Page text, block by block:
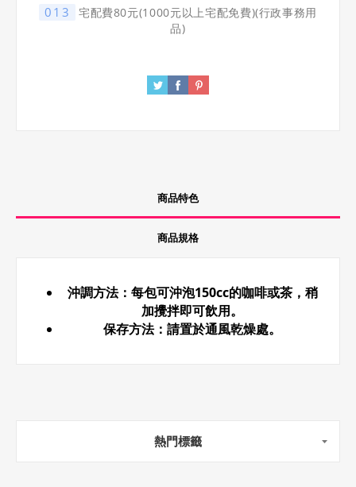
013
宅配費80元(1000元以上宅配免費)(行政事務用
品)
商品特色
商品規格
沖調方法：每包可沖泡150cc的咖啡或茶，稍
加攪拌即可飲用。
保存方法：請置於通風乾燥處。
熱門標籤